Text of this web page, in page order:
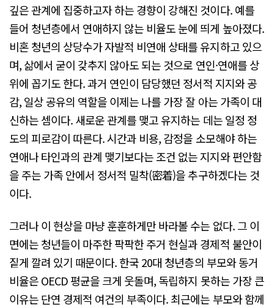
깊은 관계에 집중하고자 하는 경향이 강해진 것이다. 예를
들어 청년층에서 연애하지 않는 비율도 눈에 띄게 높아졌다.
비혼 청년의 상당수가 자발적 비연애 상태를 유지하고 있으
며, 삶에서 굳이 갖추지 않아도 되는 것으로 연인·연애를 상
위에 꼽기도 한다. 과거 연인이 담당했던 정서적 지지와 공
감, 일상 공유의 역할을 이제는 나를 가장 잘 아는 가족이 대
신하는 셈이다. 새로운 관계를 맺고 유지하는 데는 일정 정
도의 피로감이 따른다. 시간과 비용, 감정을 소모해야 하는
연애나 타인과의 관계 맺기보다는 조건 없는 지지와 편안함
을 주는 가족 안에서 정서적 밀착(密着)을 추구하겠다는 것
이다.
그러나 이 현상을 마냥 훈훈하게만 바라볼 수는 없다. 그 이
면에는 청년들이 마주한 팍팍한 주거 현실과 경제적 불안이
짙게 깔려 있기 때문이다. 한국 20대 청년층의 부모와 동거
비율은 OECD 평균을 크게 웃돌며, 독립하지 못하는 가장 큰
이유는 단연 경제적 여건의 부족이다. 최근에는 부모와 함께